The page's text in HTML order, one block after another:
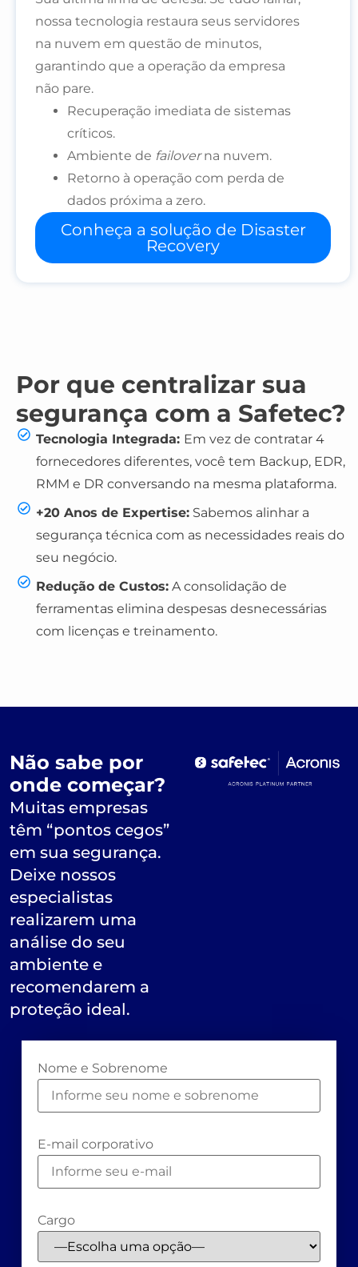
nossa tecnologia restaura seus servidores
na nuvem em questão de minutos,
garantindo que a operação da empresa
não pare.
Recuperação imediata de sistemas
críticos.
Ambiente de failoverna nuvem.
Retorno à operação com perda de
dados próxima a zero.
Conheça a solução de Disaster
Recovery
Por que centralizar sua
segurança com a Safetec?
Tecnologia Integrada: Em vez de contratar 4
fornecedores diferentes, você tem Backup, EDR,
RMM e DR conversando na mesma plataforma.
+20 Anos de Expertise: Sabemos alinhar a
segurança técnica com as necessidades reais do
seu negócio.
Redução de Custos: A consolidação de
ferramentas elimina despesas desnecessárias
com licenças e treinamento.
Não sabe por
onde começar?
Muitas empresas
têm “pontos cegos”
em sua segurança.
Deixe nossos
especialistas
realizarem uma
análise do seu
ambiente e
recomendarem a
proteção ideal.
Nome e Sobrenome
E-mail corporativo
Cargo